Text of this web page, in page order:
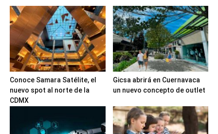
Conoce Samara Satélite, el
nuevo spot al norte de la
CDMX
Gicsa abrirá en Cuernavaca
un nuevo concepto de outlet